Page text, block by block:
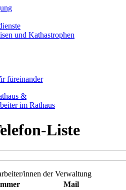
und Kathastrophen
&
im Rathaus
Liste
innen der Verwaltung
Mail